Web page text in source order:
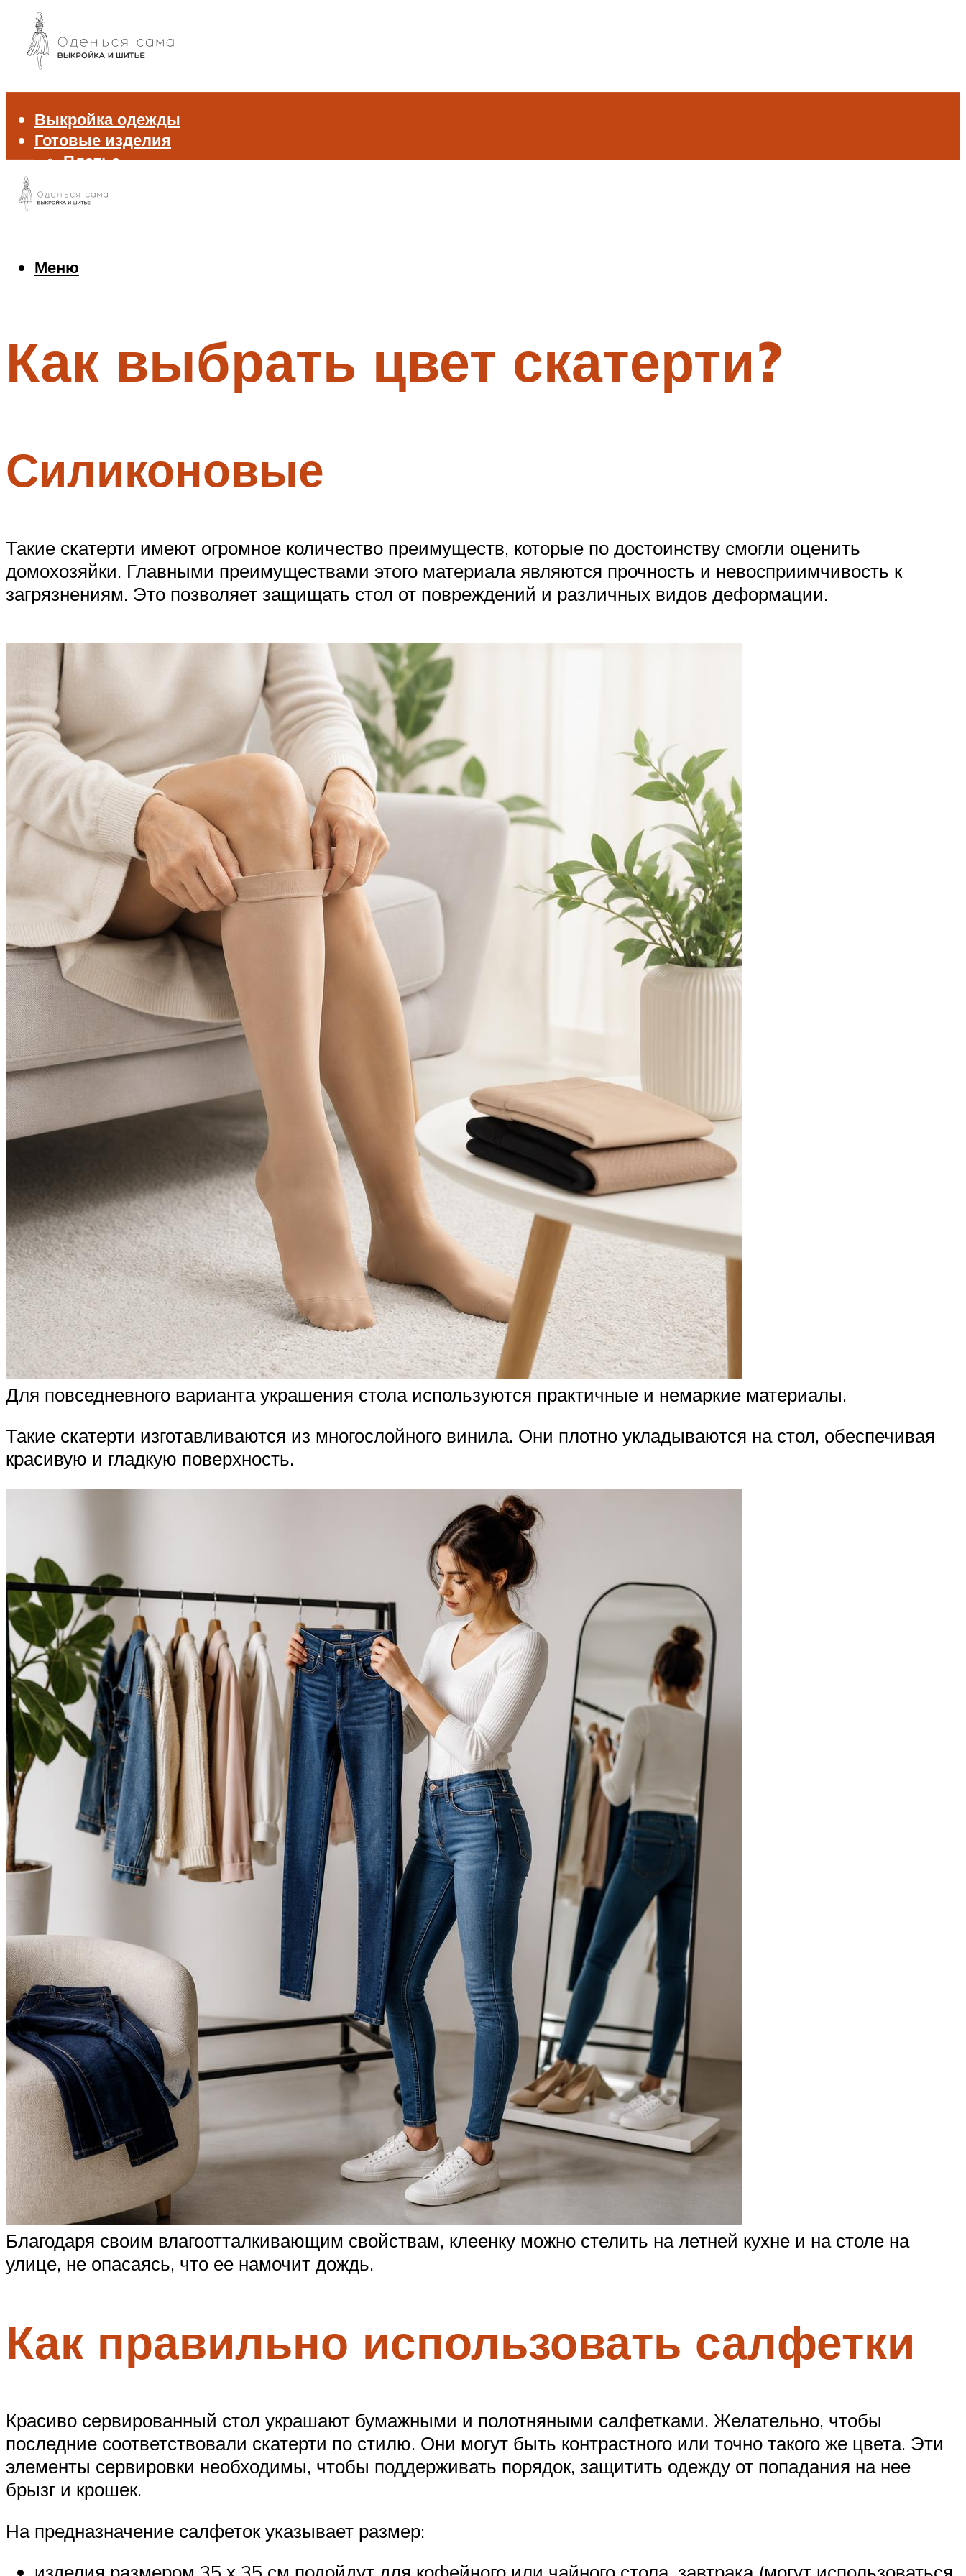
Выкройка одежды
Готовые изделия
Платье
Блуза и рубашка
Джемпер и свитер
Меню
Меню
Как выбрать цвет скатерти?
Силиконовые
Такие скатерти имеют огромное количество преимуществ, которые по достоинству смогли оценить
домохозяйки. Главными преимуществами этого материала являются прочность и невосприимчивость к
загрязнениям. Это позволяет защищать стол от повреждений и различных видов деформации.
Для повседневного варианта украшения стола используются практичные и немаркие материалы.
Такие скатерти изготавливаются из многослойного винила. Они плотно укладываются на стол, обеспечивая
красивую и гладкую поверхность.
Благодаря своим влагоотталкивающим свойствам, клеенку можно стелить на летней кухне и на столе на
улице, не опасаясь, что ее намочит дождь.
Как правильно использовать салфетки
Красиво сервированный стол украшают бумажными и полотняными салфетками. Желательно, чтобы
последние соответствовали скатерти по стилю. Они могут быть контрастного или точно такого же цвета. Эти
элементы сервировки необходимы, чтобы поддерживать порядок, защитить одежду от попадания на нее
брызг и крошек.
На предназначение салфеток указывает размер: